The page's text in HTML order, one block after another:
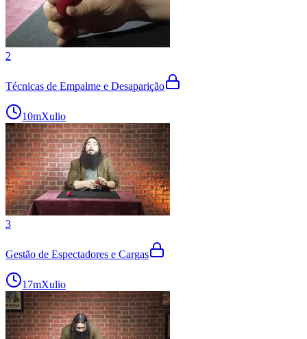
2
Técnicas de Empalme e Desaparição
10mXulio
3
Gestão de Espectadores e Cargas
17mXulio